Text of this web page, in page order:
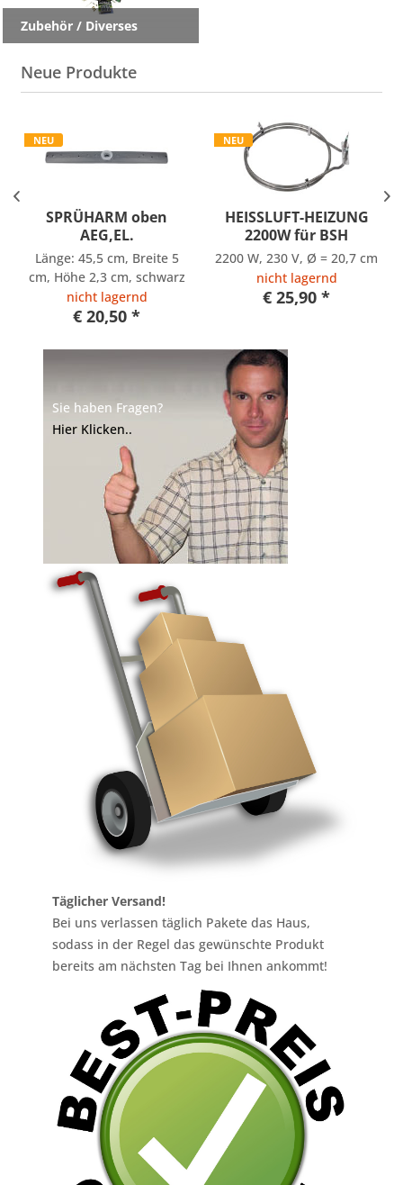
Zubehör / Diverses
Sie haben Fragen?
Hier Klicken..
Täglicher Versand!
Bei uns verlassen täglich Pakete das Haus,
sodass in der Regel das gewünschte Produkt
bereits am nächsten Tag bei Ihnen ankommt!
Neue Produkte
NEU
SPRÜHARM oben
AEG,EL.
Länge: 45,5 cm, Breite 5
cm, Höhe 2,3 cm, schwarz
nicht lagernd
€ 20,50 *
NEU
HEISSLUFT-HEIZUNG
2200W für BSH
2200 W, 230 V, Ø = 20,7 cm
nicht lagernd
€ 25,90 *